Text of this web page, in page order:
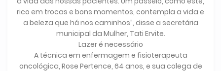
rico em trocas e bons momentos, contempla a vida e
a beleza que há nos caminhos”, disse a secretária
municipal da Mulher, Tati Ervite.
Lazer é necessário
A técnica em enfermagem e fisioterapeuta
oncológica, Rose Pertence, 64 anos, e sua colega de